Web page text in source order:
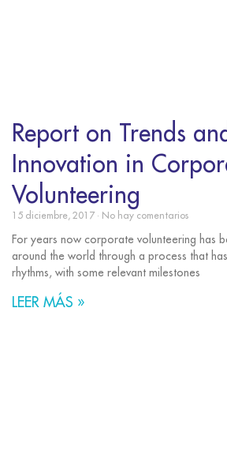
Report on Trends
Innovation in
Volunteering
15 diciembre, 2017 No hay comentarios
For years now corporate volunteering has
around the world through a process that
rhythms, with some relevant milestones
LEER MÁS »